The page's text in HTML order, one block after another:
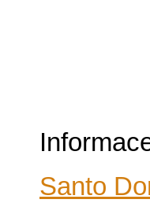
Santo